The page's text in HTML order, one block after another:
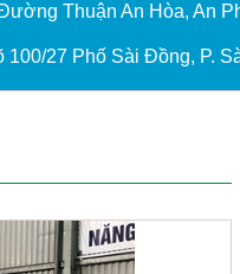
Thuận An Hòa, An
100/27 Phố Sài Đồng, P.